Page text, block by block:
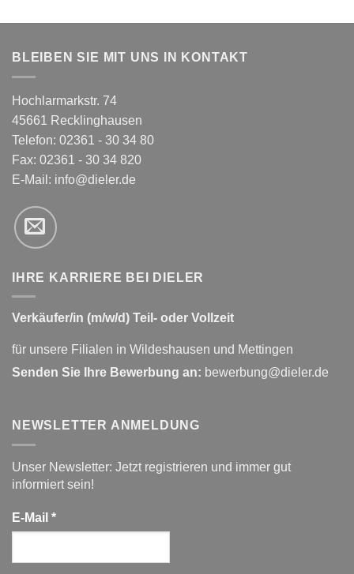
BLEIBEN SIE MIT UNS IN KONTAKT
Hochlarmarkstr. 74
45661 Recklinghausen
Telefon: 02361 - 30 34 80
Fax: 02361 - 30 34 820
E-Mail: info@dieler.de
IHRE KARRIERE BEI DIELER
Verkäufer/in (m/w/d) Teil- oder Vollzeit
für unsere Filialen in Wildeshausen und Mettingen
Senden Sie Ihre Bewerbung an: bewerbung@dieler.de
NEWSLETTER ANMELDUNG
Unser Newsletter: Jetzt registrieren und immer gut
informiert sein!
E-Mail *